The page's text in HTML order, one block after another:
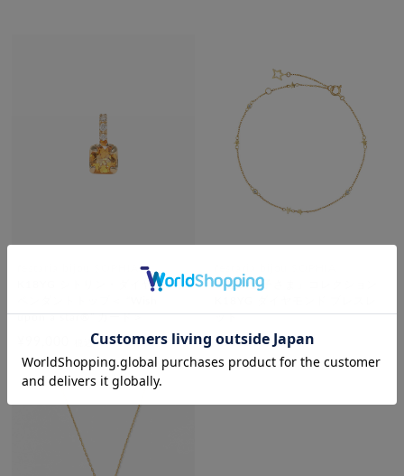
K18YG シトリン・ダイヤモンド
upon a star®” カード＞
税込
「星の王子さま」コレクション
ット
¥99,000 税込